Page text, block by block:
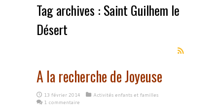
Tag archives : Saint Guilhem le
Désert
A la recherche de Joyeuse
13 février 2014
Activités enfants et familles
1 commentaire